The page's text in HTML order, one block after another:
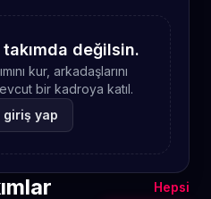
değilsin.
kur, arkadaşlarını
bir kadroya katıl.
giriş yap
Hepsi